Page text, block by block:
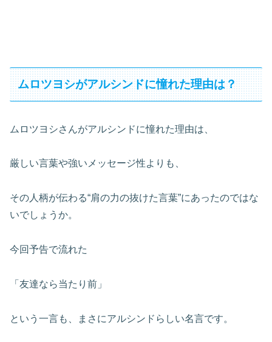
ムロツヨシがアルシンドに憧れた理由は？
ムロツヨシさんがアルシンドに憧れた理由は、
厳しい言葉や強いメッセージ性よりも、
その人柄が伝わる“肩の力の抜けた言葉”にあったのではな
いでしょうか。
今回予告で流れた
「友達なら当たり前」
という一言も、まさにアルシンドらしい名言です。